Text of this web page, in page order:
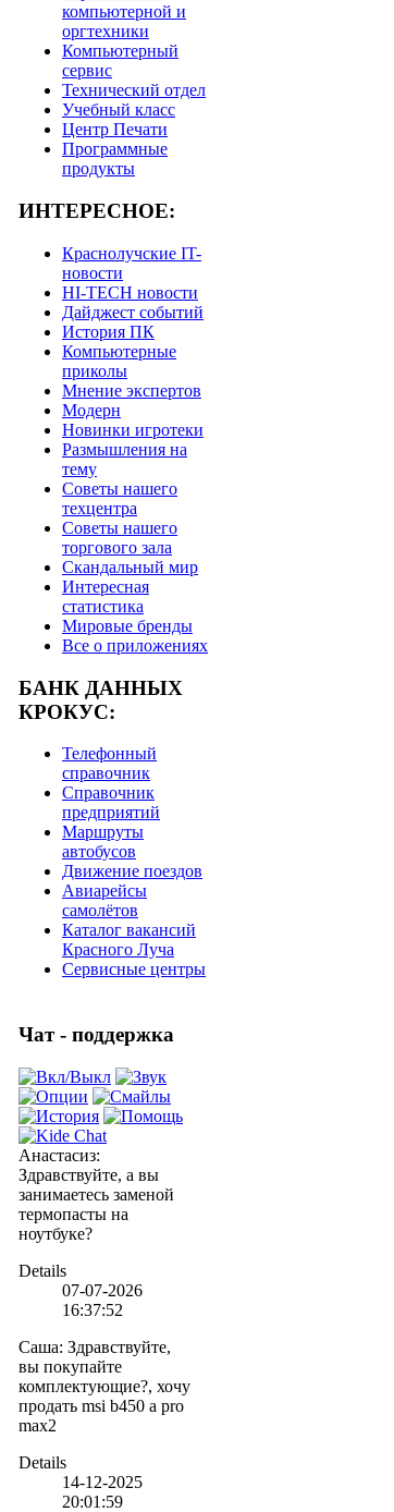
компьютерной и
оргтехники
Компьютерный
сервис
Технический отдел
Учебный класс
Центр Печати
Программные
продукты
ИНТЕРЕСНОЕ:
Краснолучские IT-
новости
HI-TECH новости
Дайджест событий
История ПК
Компьютерные
приколы
Мнение экспертов
Модерн
Новинки игротеки
Размышления на
тему
Советы нашего
техцентра
Советы нашего
торгового зала
Скандальный мир
Интересная
статистика
Мировые бренды
Все о приложениях
БАНК ДАННЫХ
КРОКУС:
Телефонный
справочник
Справочник
предприятий
Маршруты
автобусов
Движение поездов
Авиарейсы
самолётов
Каталог вакансий
Красного Луча
Сервисные центры
Чат - поддержка
Анастасиз:
Здравствуйте, а вы
занимаетесь заменой
термопасты на
ноутбуке?
Details
07-07-2026
16:37:52
Саша: Здравствуйте,
вы покупайте
комплектующие?, хочу
продать msi b450 a pro
max2
Details
14-12-2025
20:01:59